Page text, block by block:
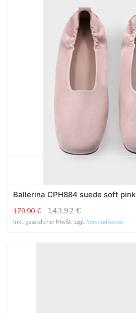
Ballerina CPH884 suede soft pink
179,90€ 143,92 €
Inkl. gesetzlicher MwSt. zzgl. Versandkosten